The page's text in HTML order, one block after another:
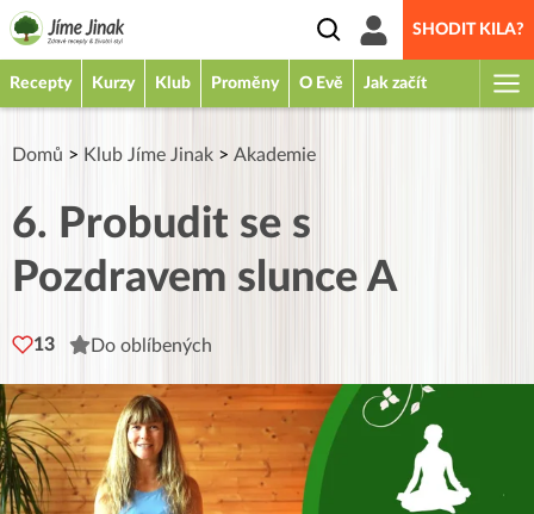
SHODIT KILA?
Recepty Kurzy Klub Proměny O Evě Jak začít
Domů > Klub Jíme Jinak > Akademie
6. Probudit se s
Pozdravem slunce A
13 Do oblíbených